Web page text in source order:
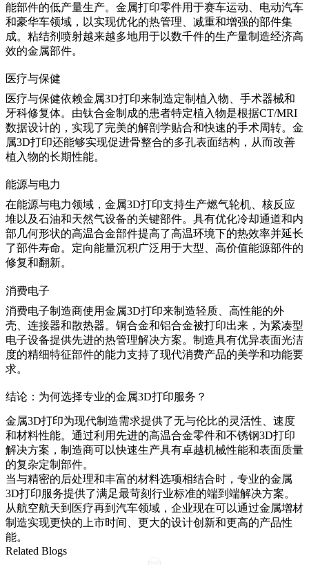
能部件的低产量生产。金属打印零件用于赛车运动、电动汽车
和豪华车领域，以实现优化的热管理、减重和增强的部件集
成。粘结剂喷射越来越多地用于以数千件的生产量制造经济高
效的金属部件。
医疗与保健
医疗与保健依赖金属3D打印来制造定制植入物、手术器械和
牙科修复体。由钛合金制成的患者特定植入物是根据CT/MRI
数据设计的，实现了完美的解剖学贴合和快速的手术周转。金
属3D打印还能够实现促进骨整合的多孔表面结构，从而改善
植入物的长期性能。
能源与电力
在能源与电力领域，金属3D打印支持生产燃气轮机、核反应
堆以及石油和天然气设备的关键部件。具有优化冷却通道和内
部几何形状的高温合金部件提高了高温环境下的热效率并延长
了部件寿命。定向能量沉积广泛用于大型、高价值能源部件的
修复和翻新。
消费电子
消费电子制造商使用金属3D打印来制造轻质、高性能的外
壳、连接器和散热器。铜合金和铝合金被打印出来，为紧凑型
电子设备提供先进的热管理解决方案。制造具有优异表面光洁
度的精细特征部件的能力支持了现代消费产品的美学和功能要
求。
结论：为何选择专业的金属3D打印服务？
金属3D打印为现代制造需求提供了无与伦比的灵活性、速度
和材料性能。通过利用先进的高温合金零件和不锈钢3D打印
解决方案 ，制造商可以快速生产具有卓越机械性能和表面质量
的复杂定制部件。
当与精密的后处理和丰富的材料选项相结合时，专业的金属
3D打印服务提供了满足最苛刻行业标准的端到端解决方案。
从航空航天到医疗再到汽车领域，企业现在可以通过金属增材
制造实现更快的上市时间、更大的设计创新和更高的产品性
能。
Related Blogs